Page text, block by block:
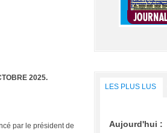
2025.
par le président de
LES PLUS LUS
Aujourd'hui :